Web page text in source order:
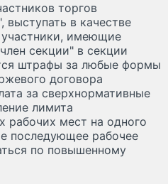
торгов
выступать в качестве
имеющие
секции" в секции
штрафы за любые формы
договора
за сверхнормативные
лимита
рабочих мест на одного
последующее рабочее
по повышенному